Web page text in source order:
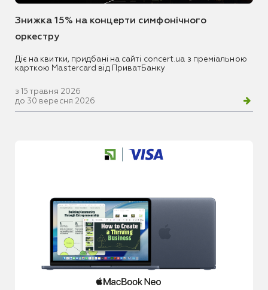
Знижка 15% на концерти симфонічного
оркестру
Діє на квитки, придбані на сайті concert.ua з преміальною
карткою Mastercard від ПриватБанку
з 15 травня 2026
до 30 вересня 2026